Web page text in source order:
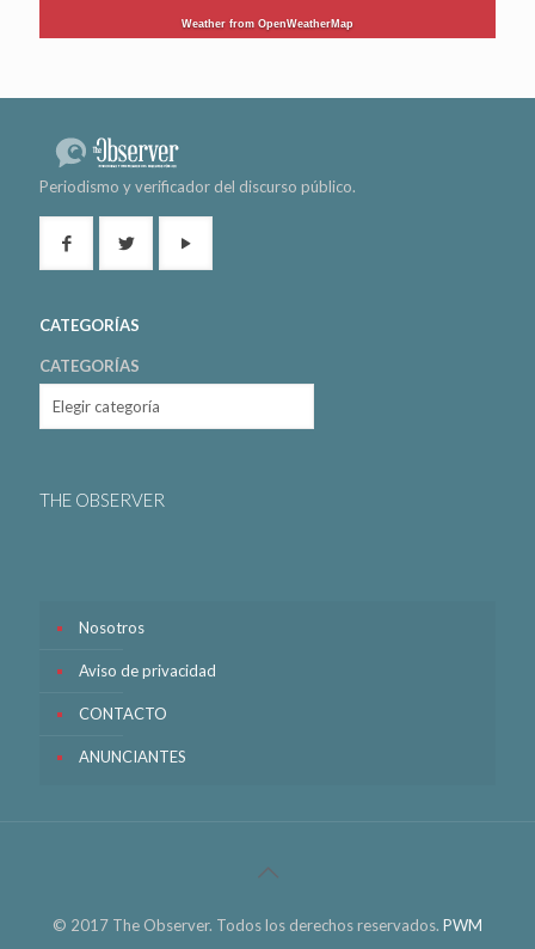
Weather from OpenWeatherMap
Periodismo y verificador del discurso público.
CATEGORÍAS
CATEGORÍAS
THE OBSERVER
Nosotros
Aviso de privacidad
CONTACTO
ANUNCIANTES
© 2017 The Observer. Todos los derechos reservados. PWM